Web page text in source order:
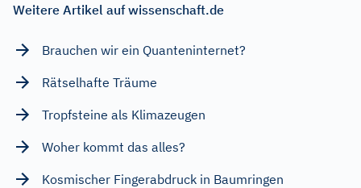
Weitere Artikel auf wissenschaft.de
Brauchen wir ein Quanteninternet?
Rätselhafte Träume
Tropfsteine als Klimazeugen
Woher kommt das alles?
Kosmischer Fingerabdruck in Baumringen